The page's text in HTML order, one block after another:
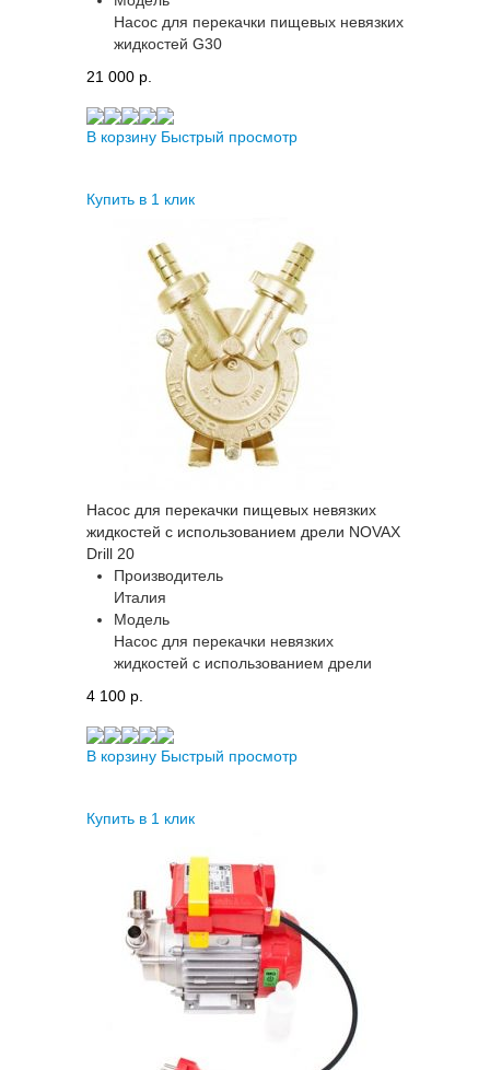
Насос для перекачки пищевых невязких
жидкостей G30
21 000 p.
В корзину Быстрый просмотр
Купить в 1 клик
Насос для перекачки пищевых невязких
жидкостей с использованием дрели NOVAX
Drill 20
Производитель
Италия
Модель
Насос для перекачки невязких
жидкостей с использованием дрели
4 100 p.
В корзину Быстрый просмотр
Купить в 1 клик